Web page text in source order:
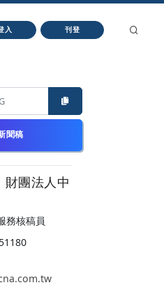
入 刊登
聞稿
財團法人中
務核稿員